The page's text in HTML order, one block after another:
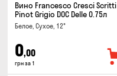
Вино Francesco Cresci Scritti
Pinot Grigio DOC Delle 0.75л
Белое, Сухое, 12°
0,00
грн за 1